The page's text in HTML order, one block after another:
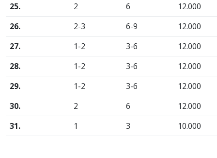
25.
2 6
12.000
26.
2-3 6-9
12.000
27.
1-2 3-6
12.000
28.
1-2 3-6
12.000
29.
1-2 3-6
12.000
30.
2 6
12.000
31.
1 3 10.000